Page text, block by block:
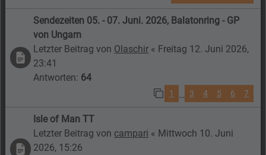
Sendezeiten 05. - 07. Juni. 2026, Balatonring - GP
von Ungarn
Letzter Beitrag von Olaschir « Freitag 12. Juni 2026,
23:41
Antworten: 64
1 … 3 4 5 6 7
Isle of Man TT
Letzter Beitrag von campari « Mittwoch 10. Juni
2026, 15:26